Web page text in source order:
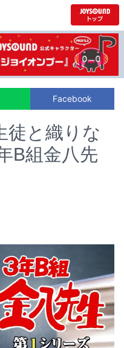
Facebook
徒と織りな
B組金八先